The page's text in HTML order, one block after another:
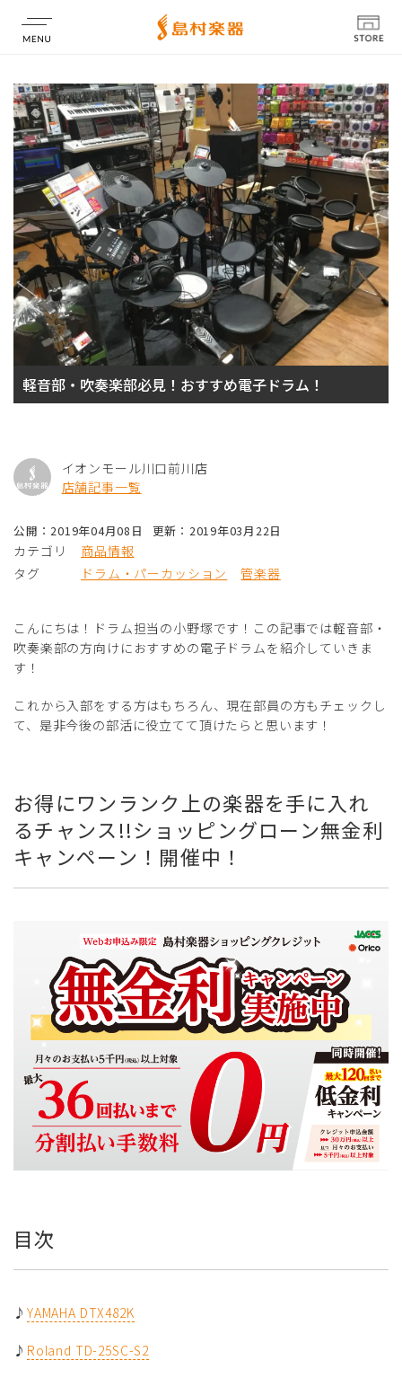
店舗情報
軽音部・吹奏楽部必見！おすすめ電子ドラム！
イオンモール川口前川店
店舗記事一覧
公開：2019年04月08日 更新：2019年03月22日
カテゴリ
商品情報
タグ
ドラム・パーカッション 管楽器
こんにちは！ドラム担当の小野塚です！この記事では軽音部・
吹奏楽部の方向けにおすすめの電子ドラムを紹介していきま
す！
これから入部をする方はもちろん、現在部員の方もチェックし
て、是非今後の部活に役立てて頂けたらと思います！
お得にワンランク上の楽器を手に入れ
るチャンス!!ショッピングローン無金利
キャンペーン！開催中！
目次
♪ YAMAHA DTX482K
♪ Roland TD-25SC-S2